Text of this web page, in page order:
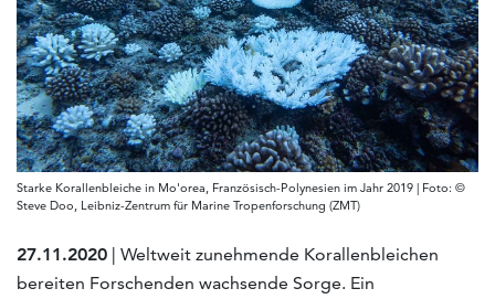
Starke Korallenbleiche in Mo'orea, Französisch-Polynesien im Jahr 2019 | Foto: ©
Steve Doo, Leibniz-Zentrum für Marine Tropenforschung (ZMT)
27.11.2020 | Weltweit zunehmende Korallenbleichen
bereiten Forschenden wachsende Sorge. Ein